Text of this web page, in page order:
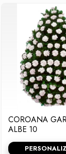
COROANA
ALBE 10